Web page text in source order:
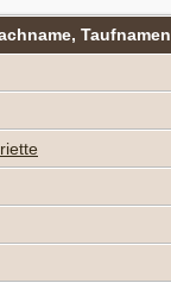
Taufnamen